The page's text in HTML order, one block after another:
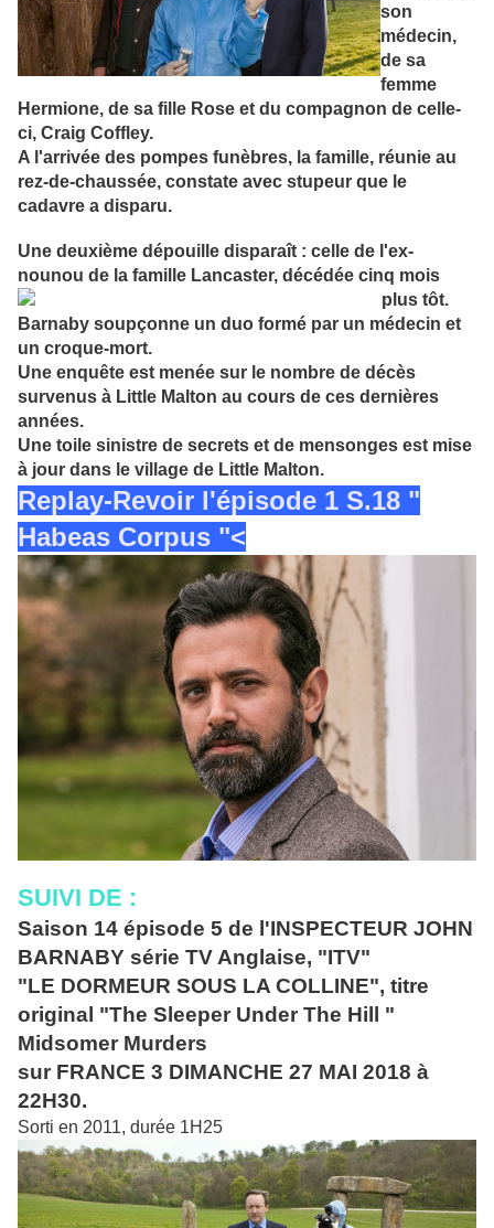
son
médecin,
de sa
femme
Hermione, de sa fille Rose et du compagnon de celle-
ci, Craig Coffley.
A l'arrivée des pompes funèbres, la famille, réunie au
rez-de-chaussée, constate avec stupeur que le
cadavre a disparu.
Une deuxième dépouille disparaît : celle de l'ex-
nounou de la famille Lancaster, décédée cinq mois
plus tôt.
Barnaby soupçonne un duo formé par un médecin et
un croque-mort.
Une enquête est menée sur le nombre de décès
survenus à Little Malton au cours de ces dernières
années.
Une toile sinistre de secrets et de mensonges est mise
à jour dans le village de Little Malton.
Replay-Revoir l'épisode 1 S.18 "
Habeas Corpus "<
SUIVI DE :
Saison 14 épisode 5 de l'INSPECTEUR JOHN
BARNABY série TV Anglaise, "ITV"
"LE DORMEUR SOUS LA COLLINE", titre
original "The Sleeper Under The Hill "
Midsomer Murders
sur FRANCE 3 DIMANCHE 27 MAI 2018 à
22H30.
Sorti en 2011, durée 1H25